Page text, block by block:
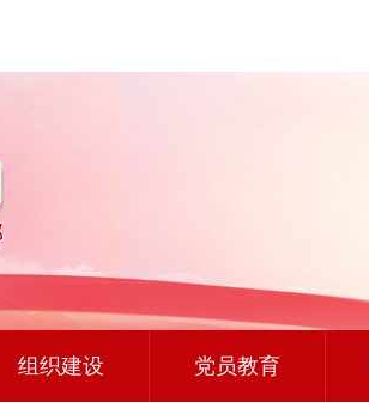
组织建设 党员教育